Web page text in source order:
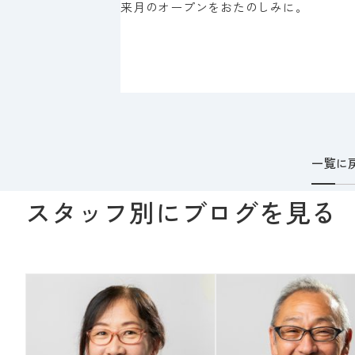
来月のオープンをおたのしみに。
一覧に
スタッフ別にブログを見る